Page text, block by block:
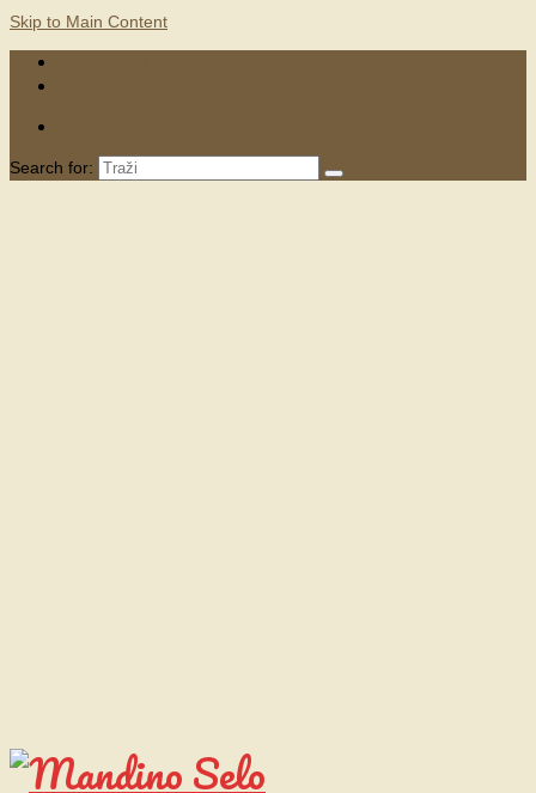
Skip to Main Content
Search for: